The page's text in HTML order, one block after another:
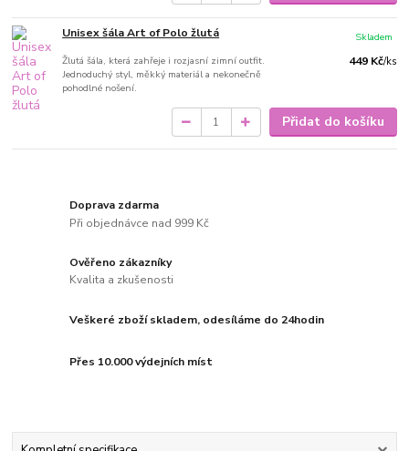
Unisex šála Art of Polo žlutá
Žlutá šála, která zahřeje i rozjasní zimní outfit.
Jednoduchý styl, měkký materiál a nekonečně
pohodlné nošení.
449 Kč/ks
Skladem
Přidat do košíku
Doprava zdarma
Při objednávce nad 999 Kč
Ověřeno zákazníky
Kvalita a zkušenosti
Veškeré zboží skladem, odesíláme do 24hodin
Přes 10.000 výdejních míst